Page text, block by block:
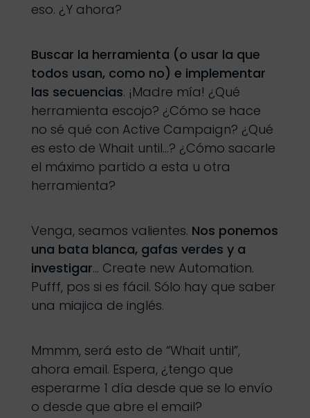
eso. ¿Y ahora?
Buscar la herramienta (o usar la que
todos usan, como no) e implementar
las secuencias. ¡Madre mía! ¿Qué
herramienta escojo? ¿Cómo se hace
no sé qué con Active Campaign? ¿Qué
es esto de Whait until…? ¿Cómo sacarle
el máximo partido a esta u otra
herramienta?
Venga, seamos valientes. Nos ponemos
una bata blanca, gafas verdes y a
investigar… Create new Automation.
Pufff, pos si es fácil. Sólo hay que saber
una miajica de inglés.
Mmmm, será esto de “Whait until”,
ahora email. Espera, ¿tengo que
esperarme 1 día desde que se lo envío
o desde que abre el email?